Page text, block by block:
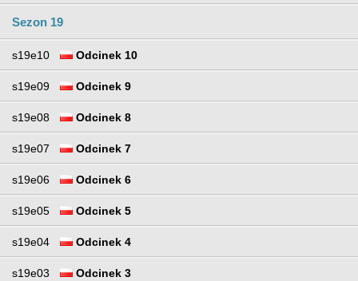
Sezon 19
s19e10 Odcinek 10
s19e09 Odcinek 9
s19e08 Odcinek 8
s19e07 Odcinek 7
s19e06 Odcinek 6
s19e05 Odcinek 5
s19e04 Odcinek 4
s19e03 Odcinek 3